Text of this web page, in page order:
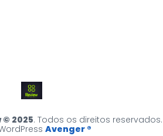
© 2025. Todos os direitos reservados.
Avenger ®